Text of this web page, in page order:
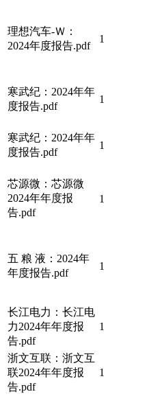
理想汽车-Ｗ：
2024年度报告.pdf
1
寒武纪：2024年年
度报告.pdf
1
寒武纪：2024年年
度报告.pdf
1
芯源微：芯源微
2024年年度报
告.pdf
1
五 粮 液：2024年
年度报告.pdf
1
长江电力：长江电
力2024年年度报
告.pdf
1
浙文互联：浙文互
联2024年年度报
告.pdf
1